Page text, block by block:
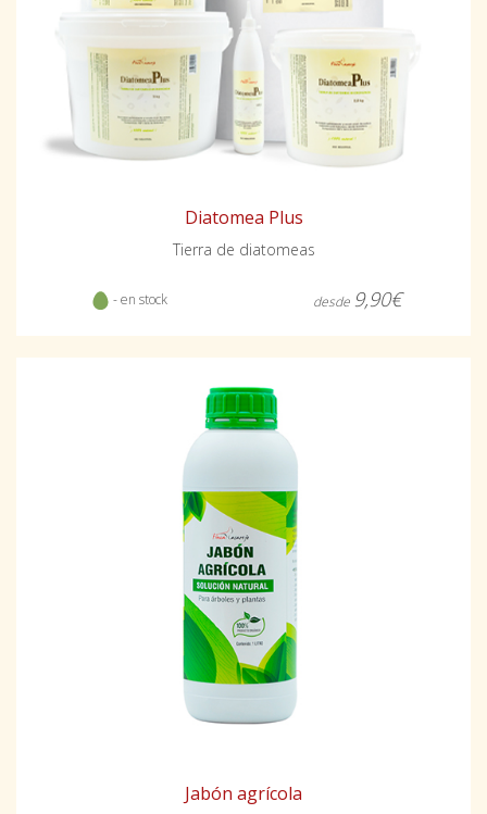
Diatomea Plus
Tierra de diatomeas
- en stock desde 9,90€
Jabón agrícola